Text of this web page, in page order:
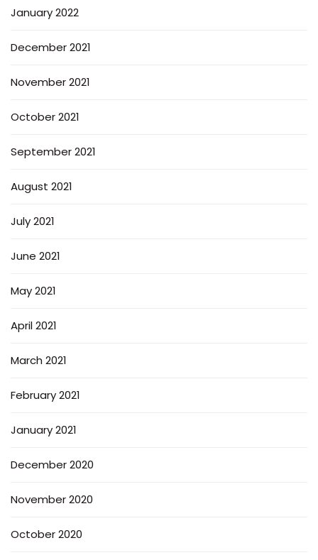
January 2022
December 2021
November 2021
October 2021
September 2021
August 2021
July 2021
June 2021
May 2021
April 2021
March 2021
February 2021
January 2021
December 2020
November 2020
October 2020